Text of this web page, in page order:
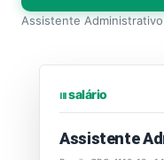
Assistente Administrativo
⏐⏐⏐ salário
Assistente